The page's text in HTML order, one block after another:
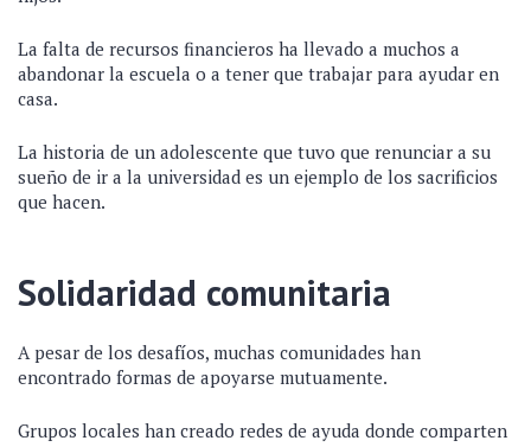
La falta de recursos financieros ha llevado a muchos a
abandonar la escuela o a tener que trabajar para ayudar en
casa.
La historia de un adolescente que tuvo que renunciar a su
sueño de ir a la universidad es un ejemplo de los sacrificios
que hacen.
Solidaridad comunitaria
A pesar de los desafíos, muchas comunidades han
encontrado formas de apoyarse mutuamente.
Grupos locales han creado redes de ayuda donde comparten